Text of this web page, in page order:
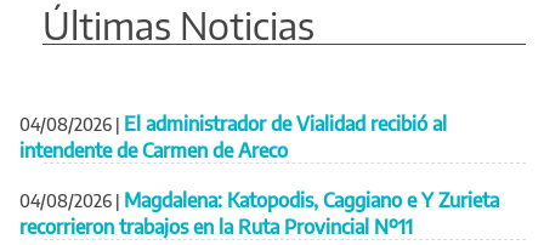
Últimas Noticias
04/08/2026 | El administrador de Vialidad recibió al
intendente de Carmen de Areco
04/08/2026 | Magdalena: Katopodis, Caggiano e Y Zurieta
recorrieron trabajos en la Ruta Provincial Nº11